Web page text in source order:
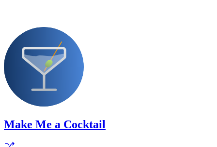
Make Me a Cocktail